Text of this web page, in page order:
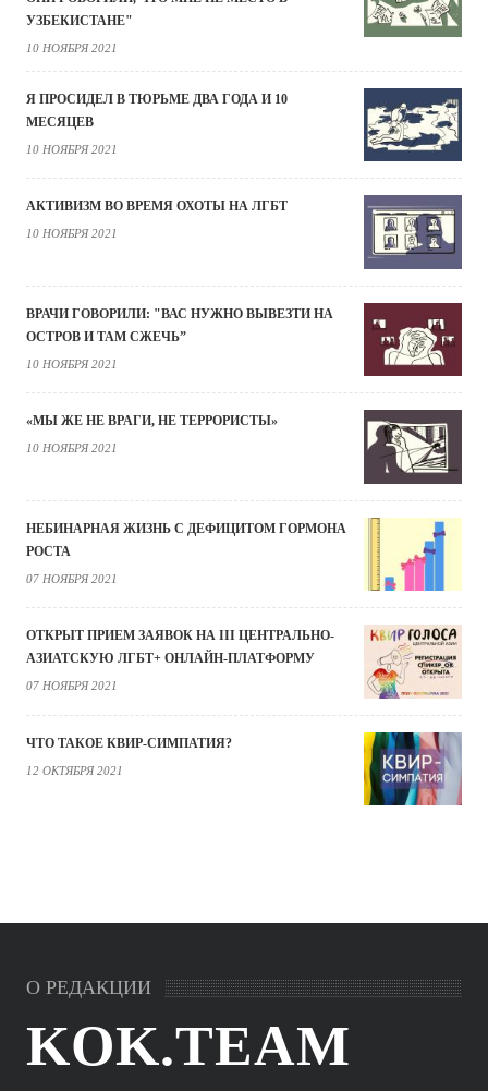
УЗБЕКИСТАНЕ"
10 НОЯБРЯ 2021
Я ПРОСИДЕЛ В ТЮРЬМЕ ДВА ГОДА И 10
МЕСЯЦЕВ
10 НОЯБРЯ 2021
АКТИВИЗМ ВО ВРЕМЯ ОХОТЫ НА ЛГБТ
10 НОЯБРЯ 2021
ВРАЧИ ГОВОРИЛИ: "ВАС НУЖНО ВЫВЕЗТИ НА
ОСТРОВ И ТАМ СЖЕЧЬ”
10 НОЯБРЯ 2021
«МЫ ЖЕ НЕ ВРАГИ, НЕ ТЕРРОРИСТЫ»
10 НОЯБРЯ 2021
НЕБИНАРНАЯ ЖИЗНЬ С ДЕФИЦИТОМ ГОРМОНА
РОСТА
07 НОЯБРЯ 2021
ОТКРЫТ ПРИЕМ ЗАЯВОК НА III ЦЕНТРАЛЬНО-
АЗИАТСКУЮ ЛГБТ+ ОНЛАЙН-ПЛАТФОРМУ
07 НОЯБРЯ 2021
ЧТО ТАКОЕ КВИР-СИМПАТИЯ?
12 ОКТЯБРЯ 2021
О РЕДАКЦИИ
KOK.TEAM